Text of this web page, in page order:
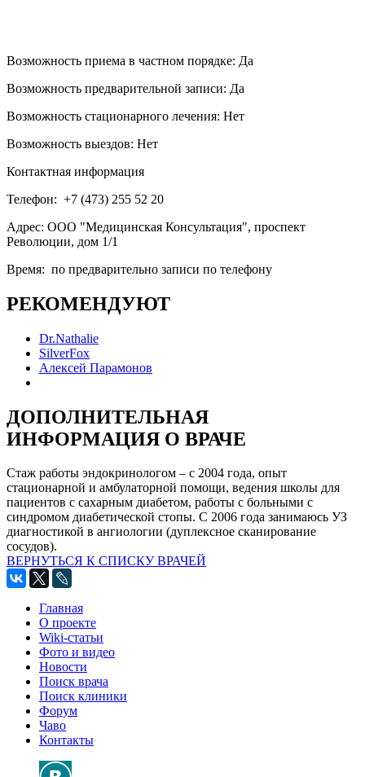
Возможность приема в частном порядке: Да
Возможность предварительной записи: Да
Возможность стационарного лечения: Нет
Возможность выездов: Нет
Контактная информация
Телефон: +7 (473) 255 52 20
Адрес: ООО "Медицинская Консультация", проспект
Революции, дом 1/1
Время: по предварительно записи по телефону
РЕКОМЕНДУЮТ
Dr.Nathalie
SilverFox
Алексей Парамонов
ДОПОЛНИТЕЛЬНАЯ
ИНФОРМАЦИЯ О ВРАЧЕ
Стаж работы эндокринологом – с 2004 года, опыт
стационарной и амбулаторной помощи, ведения школы для
пациентов с сахарным диабетом, работы с больными с
синдромом диабетической стопы. С 2006 года занимаюсь УЗ
диагностикой в ангиологии (дуплексное сканирование
сосудов).
ВЕРНУТЬСЯ К СПИСКУ ВРАЧЕЙ
Главная
О проекте
Wiki-статьи
Фото и видео
Новости
Поиск врача
Поиск клиники
Форум
Чаво
Контакты